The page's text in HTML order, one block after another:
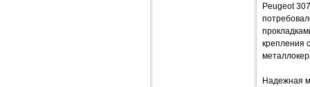
Peugeot
крепления
Надежная